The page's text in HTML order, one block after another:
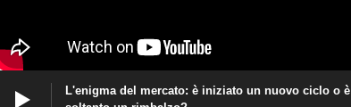
L'enigma del mercato: è iniziato un nuovo ciclo o è